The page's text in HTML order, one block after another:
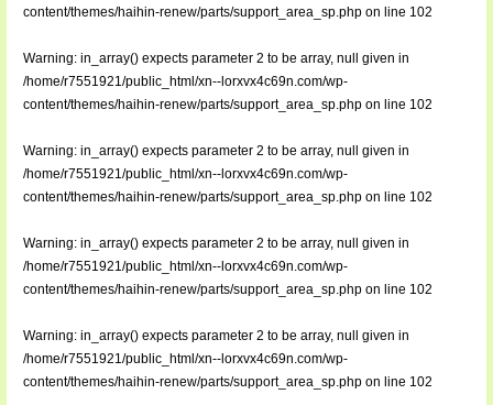
content/themes/haihin-renew/parts/support_area_sp.phpon line 102
Warning: in_array() expects parameter 2 to be array, null given in
/home/r7551921/public_html/xn--lorxvx4c69n.com/wp-
content/themes/haihin-renew/parts/support_area_sp.phpon line 102
Warning: in_array() expects parameter 2 to be array, null given in
/home/r7551921/public_html/xn--lorxvx4c69n.com/wp-
content/themes/haihin-renew/parts/support_area_sp.phpon line 102
Warning: in_array() expects parameter 2 to be array, null given in
/home/r7551921/public_html/xn--lorxvx4c69n.com/wp-
content/themes/haihin-renew/parts/support_area_sp.phpon line 102
Warning: in_array() expects parameter 2 to be array, null given in
/home/r7551921/public_html/xn--lorxvx4c69n.com/wp-
content/themes/haihin-renew/parts/support_area_sp.phpon line 102